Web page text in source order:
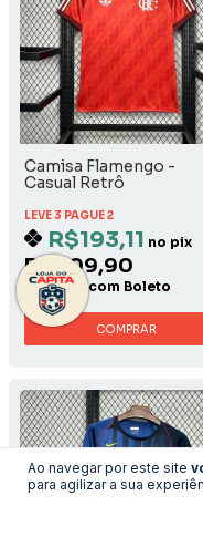
Ao navegar por este site
para agilizar a sua
Camisa Flamengo -
Casual Retrô
LEVE 3 PAGUE 2
R$193,11 no pix
R$ 209,90
R$ 193,11 com Boleto
COMPRAR